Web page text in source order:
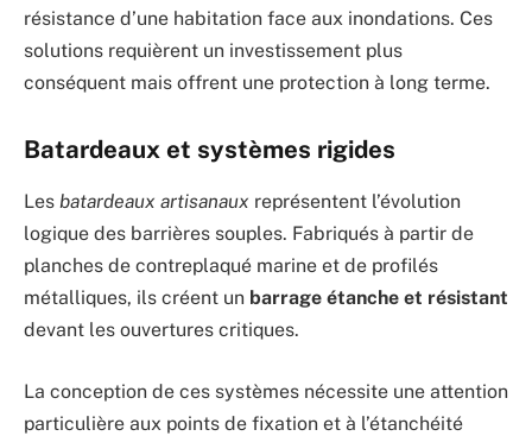
résistance d’une habitation face aux inondations. Ces
solutions requièrent un investissement plus
conséquent mais offrent une protection à long terme.
Batardeaux et systèmes rigides
Les batardeaux artisanaux représentent l’évolution
logique des barrières souples. Fabriqués à partir de
planches de contreplaqué marine et de profilés
métalliques, ils créent un barrage étanche et résistant
devant les ouvertures critiques.
La conception de ces systèmes nécessite une attention
particulière aux points de fixation et à l’étanchéité